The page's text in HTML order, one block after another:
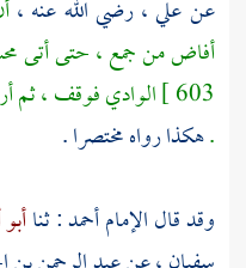
عنعلي، رضي الله عنه ،
أفاض من جمع ، حتى أتى
603 ] الوادي فوقف ، ثم
.هكذا رواه مختصرا .
وقد قال الإمامأحمد: ثنا